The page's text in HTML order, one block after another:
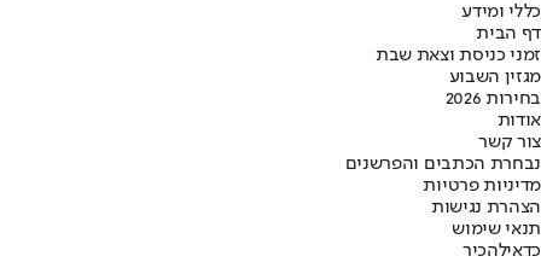
כללי ומידע
דף הבית
זמני כניסת וצאת שבת
מגזין השבוע
בחירות 2026
אודות
צור קשר
נבחרת הכתבים והפרשנים
מדיניות פרטיות
הצהרת נגישות
תנאי שימוש
כדאילהכיר